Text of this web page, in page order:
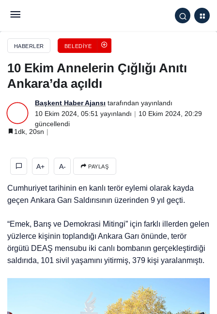
HABERLER BELEDIYE
10 Ekim Annelerin Çığlığı Anıtı
Ankara’da açıldı
Başkent Haber Ajansı tarafından yayınlandı
10 Ekim 2024, 05:51 yayınlandı
10 Ekim 2024, 20:29
güncellendi
1dk, 20sn
A+ A- PAYLAŞ
Cumhuriyet tarihinin en kanlı terör eylemi olarak kayda
geçen Ankara Garı Saldırısının üzerinden 9 yıl geçti.
“Emek, Barış ve Demokrasi Mitingi” için farklı illerden gelen
yüzlerce kişinin toplandığı Ankara Garı önünde, terör
örgütü DEAŞ mensubu iki canlı bombanın gerçekleştirdiği
saldırıda, 101 sivil yaşamını yitirmiş, 379 kişi yaralanmıştı.
10 Ekim Annelerin Çığlığı Anıtı Ankara’da açıldı